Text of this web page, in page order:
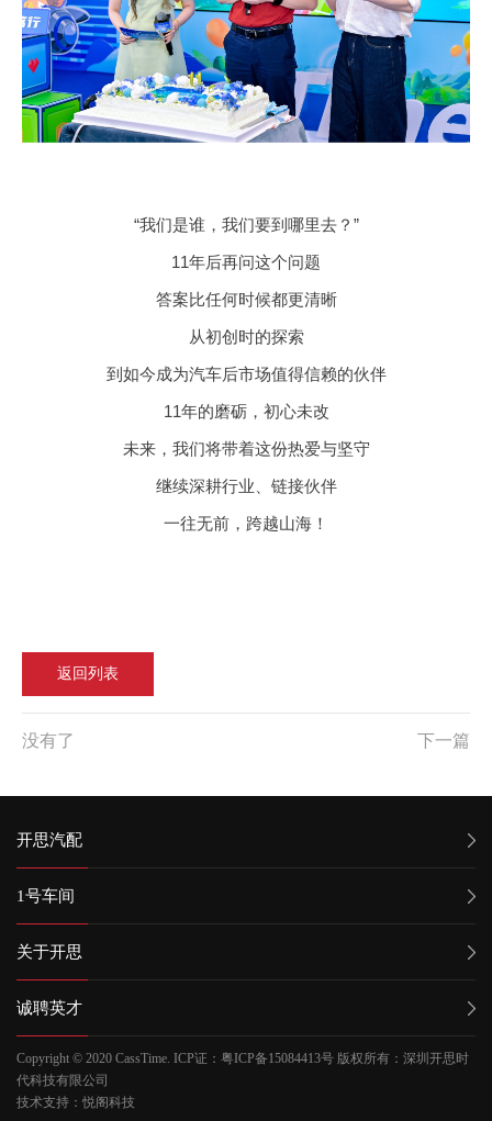
“我们是谁，我们要到哪里去？”
11年后再问这个问题
答案比任何时候都更清晰
从初创时的探索
到如今成为汽车后市场值得信赖的伙伴
11年的磨砺，初心未改
未来，我们将带着这份热爱与坚守
继续深耕行业、链接伙伴
一往无前，跨越山海 ！
返回列表
没有了 下一篇
开思汽配
1号车间
关于开思
诚聘英才
Copyright © 2020 CassTime. ICP证：粤ICP备15084413号 版权所有：深圳开思时
代科技有限公司
技术支持：悦阁科技